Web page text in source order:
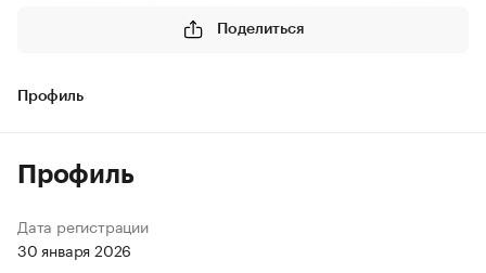
Поделиться
Профиль
Профиль
Дата регистрации
30 января 2026